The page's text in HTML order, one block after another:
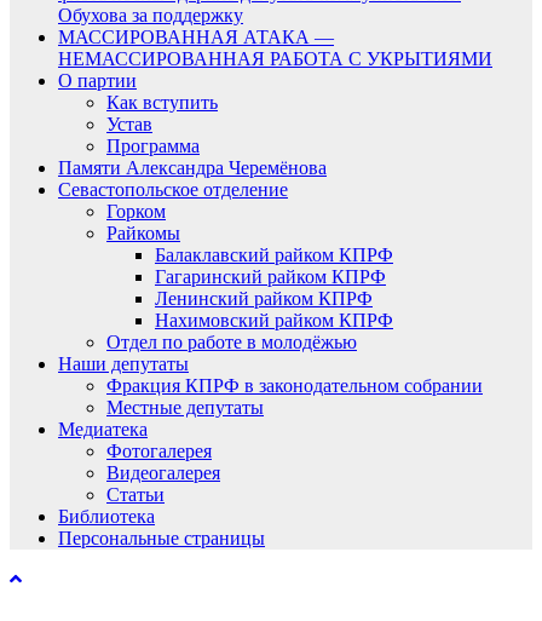
Обухова за поддержку
МАССИРОВАННАЯ АТАКА —
НЕМАССИРОВАННАЯ РАБОТА С УКРЫТИЯМИ
О партии
Как вступить
Устав
Программа
Памяти Александра Черемёнова
Севастопольское отделение
Горком
Райкомы
Балаклавский райком КПРФ
Гагаринский райком КПРФ
Ленинский райком КПРФ
Нахимовский райком КПРФ
Отдел по работе в молодёжью
Наши депутаты
Фракция КПРФ в законодательном собрании
Местные депутаты
Медиатека
Фотогалерея
Видеогалерея
Статьи
Библиотека
Персональные страницы